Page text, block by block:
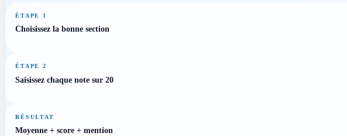
ÉTAPE 1
Choisissez la bonne section
ÉTAPE 2
Saisissez chaque note sur 20
RÉSULTAT
Moyenne + score + mention